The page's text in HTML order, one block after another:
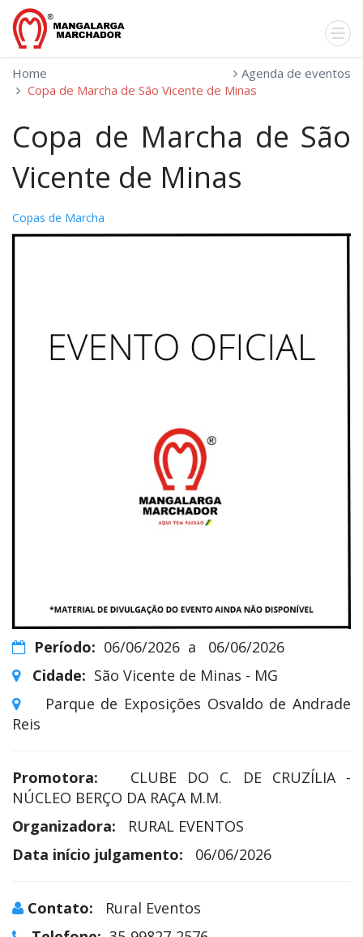
Home
Agenda de eventos
Copa de Marcha de São Vicente de Minas
Copa de Marcha de São
Vicente de Minas
Copas de Marcha
Período: 06/06/2026 a 06/06/2026
Cidade: São Vicente de Minas - MG
Parque de Exposições Osvaldo de Andrade
Reis
Promotora:
CLUBE DO C. DE CRUZÍLIA -
NÚCLEO BERÇO DA RAÇA M.M.
Organizadora:
RURAL EVENTOS
Data início julgamento:
06/06/2026
Contato:
Rural Eventos